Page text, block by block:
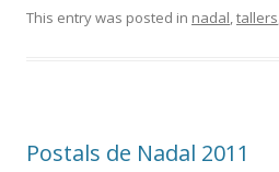
This entry was posted in nadal tallers
Postals de Nadal 2011